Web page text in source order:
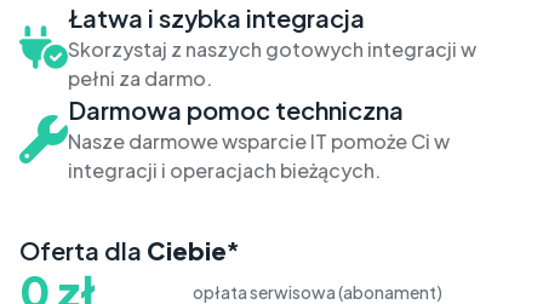
Łatwa i szybka integracja
Skorzystaj z naszych gotowych integracji w
pełni za darmo.
Darmowa pomoc techniczna
Nasze darmowe wsparcie IT pomoże Ci w
integracji i operacjach bieżących.
Oferta dla Ciebie*
0 zł opłata serwisowa (abonament)